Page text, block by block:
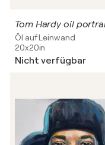
Öl auf Leinwand
20x20in
Nicht verfügbar